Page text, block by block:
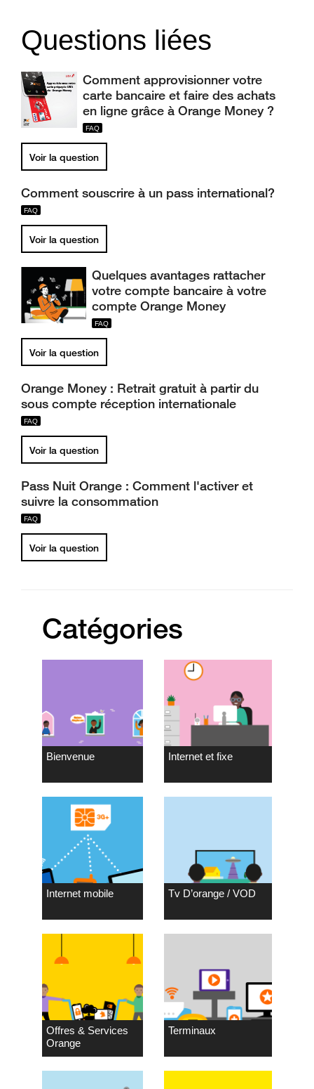
Questions liées
Comment approvisionner votre
carte bancaire et faire des achats
en ligne grâce à Orange Money ?
Voir la question
Comment souscrire à un pass international?
Voir la question
Quelques avantages rattacher
votre compte bancaire à votre
compte Orange Money
Voir la question
Orange Money : Retrait gratuit à partir du
sous compte réception internationale
Voir la question
Pass Nuit Orange : Comment l'activer et
suivre la consommation
Voir la question
Catégories
Bienvenue Internet et fixe
Internet mobile Tv D’orange / VOD
Offres & Services
Orange
Terminaux